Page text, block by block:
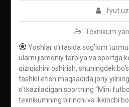
fyut.uz
Texnikum
Yoshlar o‘rtasida sog’lom
ularni jismoniy tarbiya va sportga
qiziqishini oshirish, shuningdek
tashkil etish maqsadida joriy
o‘tkaziladigan sportning “Mini
texnikumning birinchi va ikkinchi